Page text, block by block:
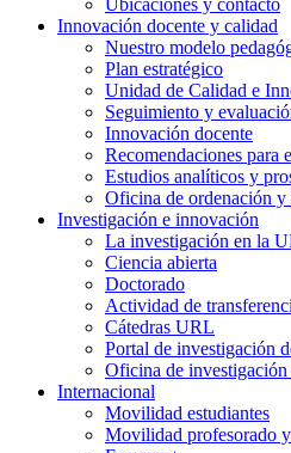
Innovación docente y calidad
Nuestro modelo
Plan estratégico
Unidad de Calidad e
Seguimiento y
Innovación docente
Recomendaciones para
Estudios analíticos y
Oficina de ordenación y
Investigación e innovación
La investigación en la
Ciencia abierta
Doctorado
Actividad de
Cátedras URL
Portal de investigación
Oficina de
Internacional
Movilidad estudiantes
Movilidad profesorado